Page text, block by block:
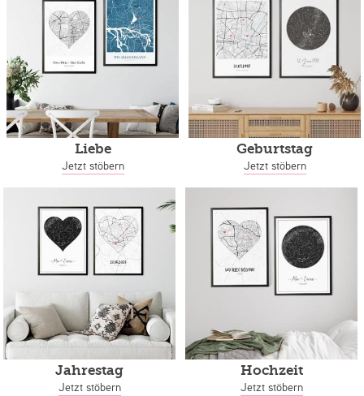
Liebe
Jetzt stöbern
Geburtstag
Jetzt stöbern
Jahrestag
Jetzt stöbern
Hochzeit
Jetzt stöbern